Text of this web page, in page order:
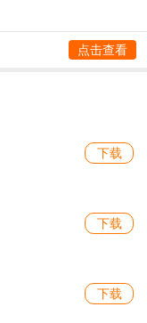
点击查看
下载
下载
下载